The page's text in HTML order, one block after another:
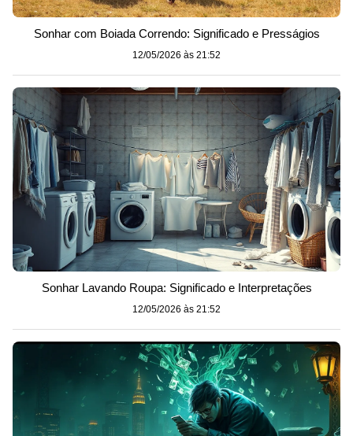
Sonhar com Boiada Correndo: Significado e Presságios
12/05/2026 às 21:52
Sonhar Lavando Roupa: Significado e Interpretações
12/05/2026 às 21:52